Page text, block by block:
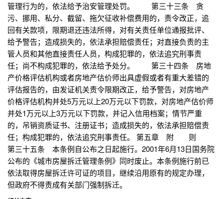
管理行为的，依法给予治安管理处罚。 第三十三条 贪
污、挪用、私分、截留、拖欠征收补偿费用的，责令改正，追
回有关款项，限期退还违法所得，对有关责任单位通报批评、
给予警告；造成损失的，依法承担赔偿责任；对直接负责的主
管人员和其他直接责任人员，构成犯罪的，依法追究刑事责
任；尚不构成犯罪的，依法给予处分。 第三十四条 房地
产价格评估机构或者房地产估价师出具虚假或者有重大差错的
评估报告的，由发证机关责令限期改正，给予警告，对房地产
价格评估机构并处5万元以上20万元以下罚款，对房地产估价师
并处1万元以上3万元以下罚款，并记入信用档案；情节严重
的，吊销资质证书、注册证书；造成损失的，依法承担赔偿责
任；构成犯罪的，依法追究刑事责任。 第五章 附 则
第三十五条 本条例自公布之日起施行。2001年6月13日国务院
公布的《城市房屋拆迁管理条例》同时废止。本条例施行前已
依法取得房屋拆迁许可证的项目，继续沿用原有的规定办理，
但政府不得责成有关部门强制拆迁。